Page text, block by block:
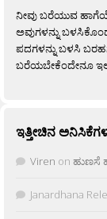
ನೀವು ಬರೆಯುವ
ಅವುಗಳನ್ನು
ಪದಗಳನ್ನು ಬಳಸಿ
ಬರೆಯಬೇಕೆಂದೇನೂ
ಇತ್ತೀಚಿನ
Viren on ಹುಣಸೆ
Janardhana